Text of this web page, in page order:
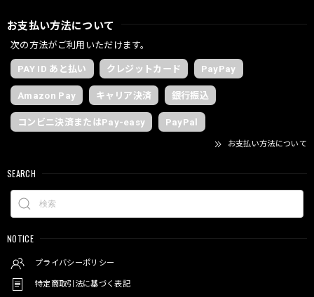
お支払い方法について
次の方法がご利用いただけます。
PAY ID あと払い クレジットカード PayPay
Amazon Pay キャリア決済 銀行振込
コンビニ決済またはPay-easy PayPal
お支払い方法について
SEARCH
NOTICE
プライバシーポリシー
特定商取引法に基づく表記